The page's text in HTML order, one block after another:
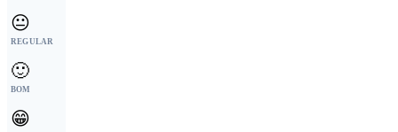
😐
REGULAR
🙂
BOM
😁